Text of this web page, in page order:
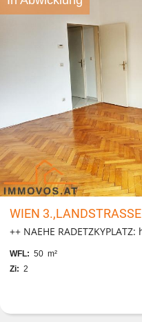
WIEN 3.,LANDSTRASSE
++ NAEHE
WFL: 50 m²
Zi: 2